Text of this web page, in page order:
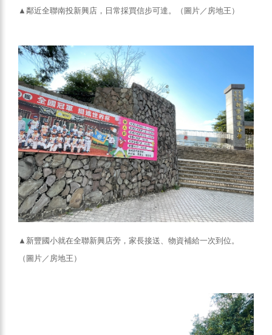
▲鄰近全聯南投新興店，日常採買信步可達。（圖片／房地王）
▲新豐國小就在全聯新興店旁，家長接送、物資補給一次到位。
（圖片／房地王）